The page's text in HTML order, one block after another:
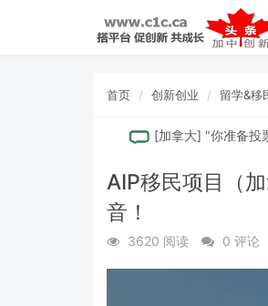
首页 创新创业 留学&移
加拿大] "你准备投票了吗
AIP移民项目（
音！
3620 阅读 0 评论